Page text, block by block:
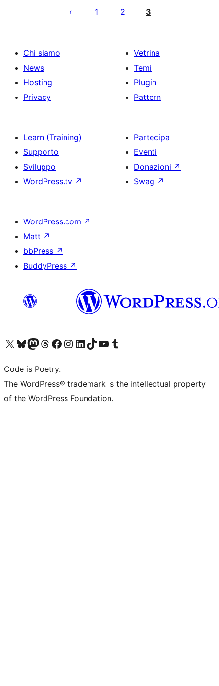
1 2 3
Chi siamo
News
Hosting
Privacy
Vetrina
Temi
Plugin
Pattern
Learn (Training)
Supporto
Sviluppo
WordPress.tv ↗
Partecipa
Eventi
Donazioni ↗
Swag ↗
WordPress.com ↗
Matt ↗
bbPress ↗
BuddyPress ↗
Visita il nostro account X (ex Twitter)
Visita il nostro account Bluesky
Visita il nostro account Mastodon
Visita il nostro account Threads
Visita la nostra pagina Facebook
Visita il nostro account Instagram
Visita il nostro account LinkedIn
Visita il nostro account TikTok
Visita il nostro canale YouTube
Visita il nostro account Tumblr
Code is Poetry.
The WordPress® trademark is the intellectual property
of the WordPress Foundation.